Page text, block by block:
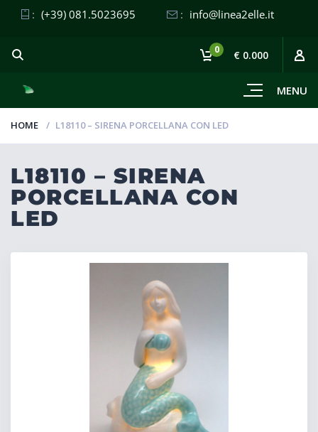
: (+39) 081.5023695 : info@linea2elle.it
MENU
0 € 0.000
HOME L18110 – SIRENA PORCELLANA CON LED
L18110 – SIRENA
PORCELLANA CON
LED